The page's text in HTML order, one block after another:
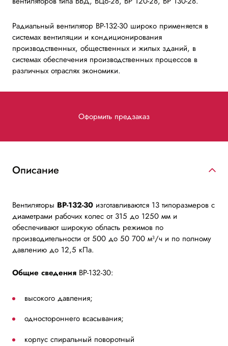
Радиальный вентилятор ВР-132-30 широко применяется в
системах вентиляции и кондиционирования
производственных, общественных и жилых зданий, в
системах обеспечения производственных процессов в
различных отраслях экономики.
Оформить предзаказ
Описание
Вентиляторы ВР-132-30 изготавливаются 13 типоразмеров с
диаметрами рабочих колес от 315 до 1250 мм и
обеспечивают широкую область режимов по
производительности от 500 до 50 700 м³/ч и по полному
давлению до 12,5 кПа.
Общие сведения ВР-132-30:
высокого давления;
одностороннего всасывания;
корпус спиральный поворотный